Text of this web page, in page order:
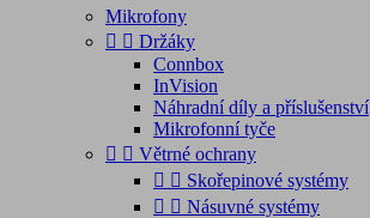
Mikrofony
  Držáky
Connbox
InVision
Náhradní díly a příslušenství
Mikrofonní tyče
  Větrné ochrany
  Skořepinové systémy
  Násuvné systémy